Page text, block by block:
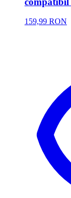
159,99 RON